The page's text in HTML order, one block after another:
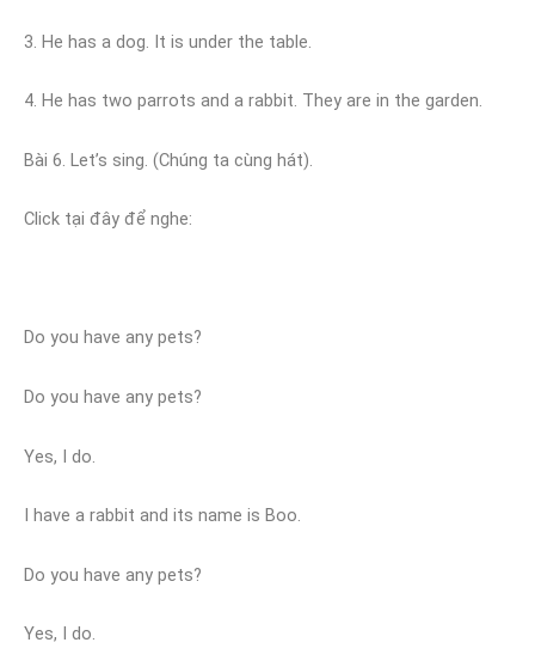
3. He has a dog. It is under the table.
4. He has two parrots and a rabbit. They are in the garden.
Bài 6. Let’s sing. (Chúng ta cùng hát).
Click tại đây để nghe:
Do you have any pets?
Do you have any pets?
Yes, I do.
I have a rabbit and its name is Boo.
Do you have any pets?
Yes, I do.